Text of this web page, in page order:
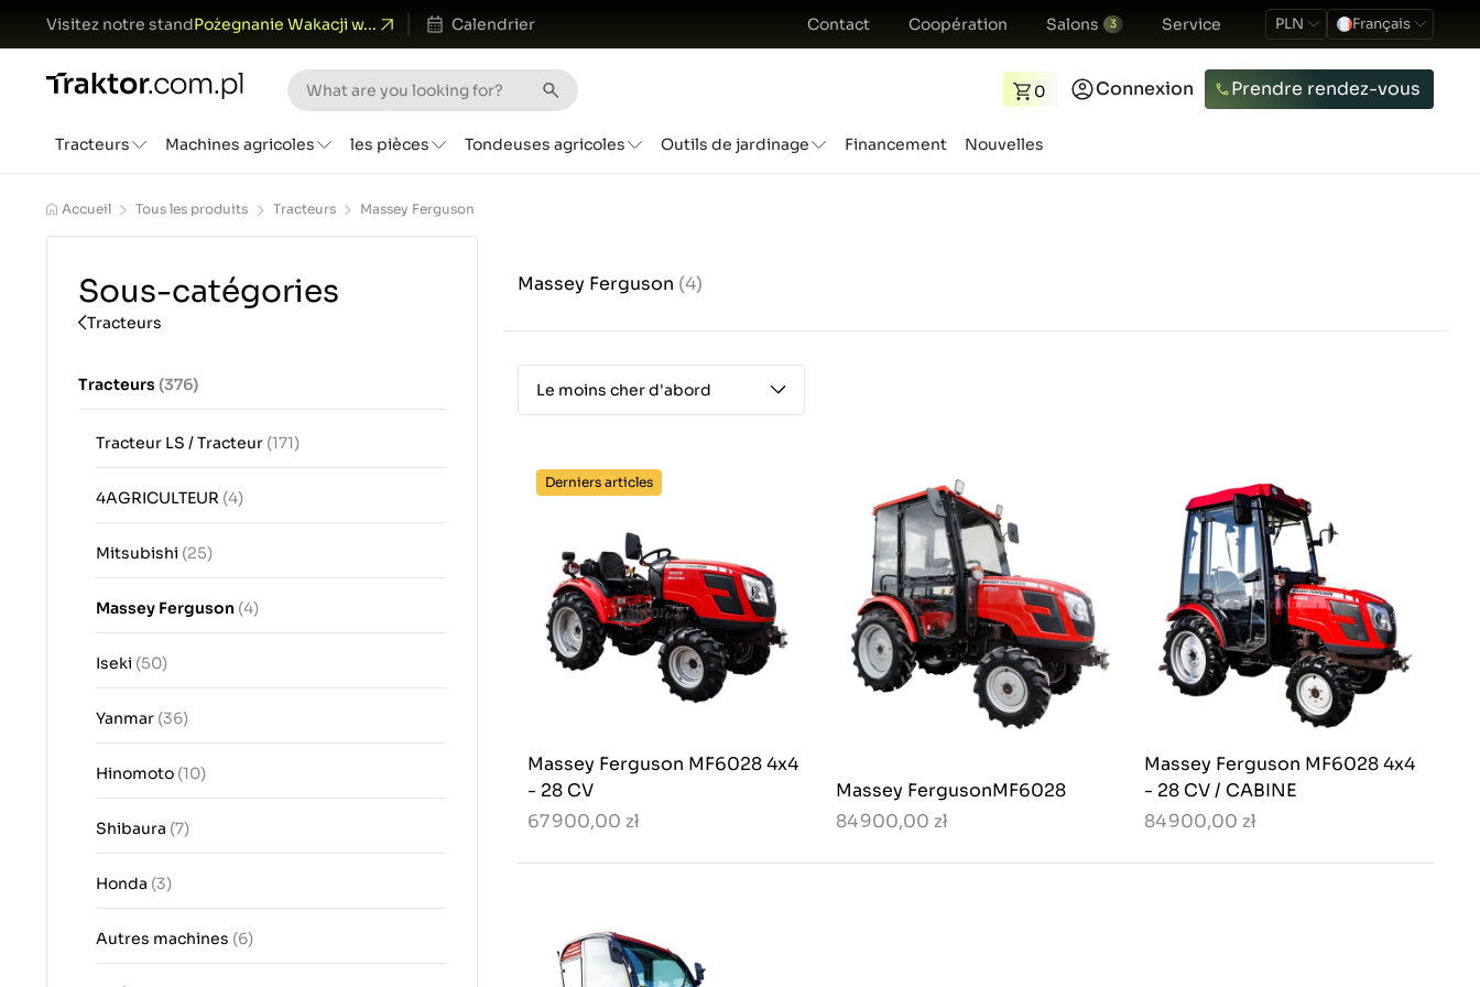
Visitez notre standPożegnanie Wakacji w... Calendrier Contact Coopération Salons 3 Service PLN Français
0 Connexion Prendre rendez-vous
Tracteurs Machines agricoles les pièces Tondeuses agricoles Outils de jardinage Financement Nouvelles
Accueil Tous les produits Tracteurs Massey Ferguson
Sous-catégories
Tracteurs
Tracteurs(376)
Tracteur LS / Tracteur (171)
4AGRICULTEUR (4)
Mitsubishi (25)
Massey Ferguson (4)
Iseki (50)
Yanmar (36)
Hinomoto (10)
Shibaura (7)
Honda (3)
Autres machines (6)
Massey Ferguson (4)
Le moins cher d'abord
Derniers articles
Massey Ferguson MF6028 4x4
- 28 CV
67 900,00 zł
Massey FergusonMF6028
84 900,00 zł
Massey Ferguson MF6028 4x4
- 28 CV / CABINE
84 900,00 zł